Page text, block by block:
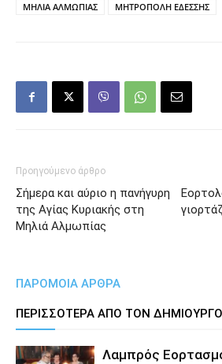
ΜΗΛΙΑ ΑΛΜΩΠΙΑΣ
ΜΗΤΡΟΠΟΛΗ ΕΔΕΣΣΗΣ
Προηγούμενο άρθρο
Σήμερα και αύριο η πανήγυρη
της Αγίας Κυριακής στη
Μηλιά Αλμωπίας
ΠΑΡΟΜΟΙΑ ΑΡΘΡΑ
ΠΕΡΙΣΣΟΤΕΡΑ ΑΠΟ ΤΟΝ ΔΗΜΙΟΥΡΓΟ
Λαμπρός